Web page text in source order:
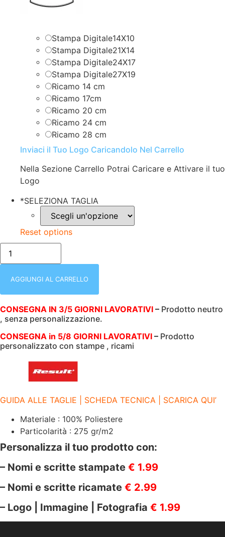
Stampa Digitale14X10
Stampa Digitale21X14
Stampa Digitale24X17
Stampa Digitale27X19
Ricamo 14 cm
Ricamo 17cm
Ricamo 20 cm
Ricamo 24 cm
Ricamo 28 cm
Inviaci il Tuo Logo Caricandolo Nel Carrello
Nella Sezione Carrello Potrai Caricare e Attivare il tuo
Logo
*SELEZIONA TAGLIA
Reset options
GIUBBOTTO
SMANICATO
SOFTSHELL
UOMO
CON
E
TASCHE
LATERALI
|
280
GR/M2
PRINTABLE
BODYWARMER
YELLOW/BLACK
AGGIUNGI AL CARRELLO
CONSEGNA IN 3/5 GIORNI LAVORATIVI – Prodotto neutro
, senza personalizzazione.
CONSEGNA in 5/8 GIORNI LAVORATIVI – Prodotto
personalizzato con stampe , ricami
GUIDA ALLE TAGLIE | SCHEDA TECNICA | SCARICA QUI’
Materiale : 100% Poliestere
Particolarità : 275 gr/m2
Personalizza il tuo prodotto con:
– Nomi e scritte stampate € 1.99
– Nomi e scritte ricamate € 2.99
– Logo | Immagine | Fotografia € 1.99